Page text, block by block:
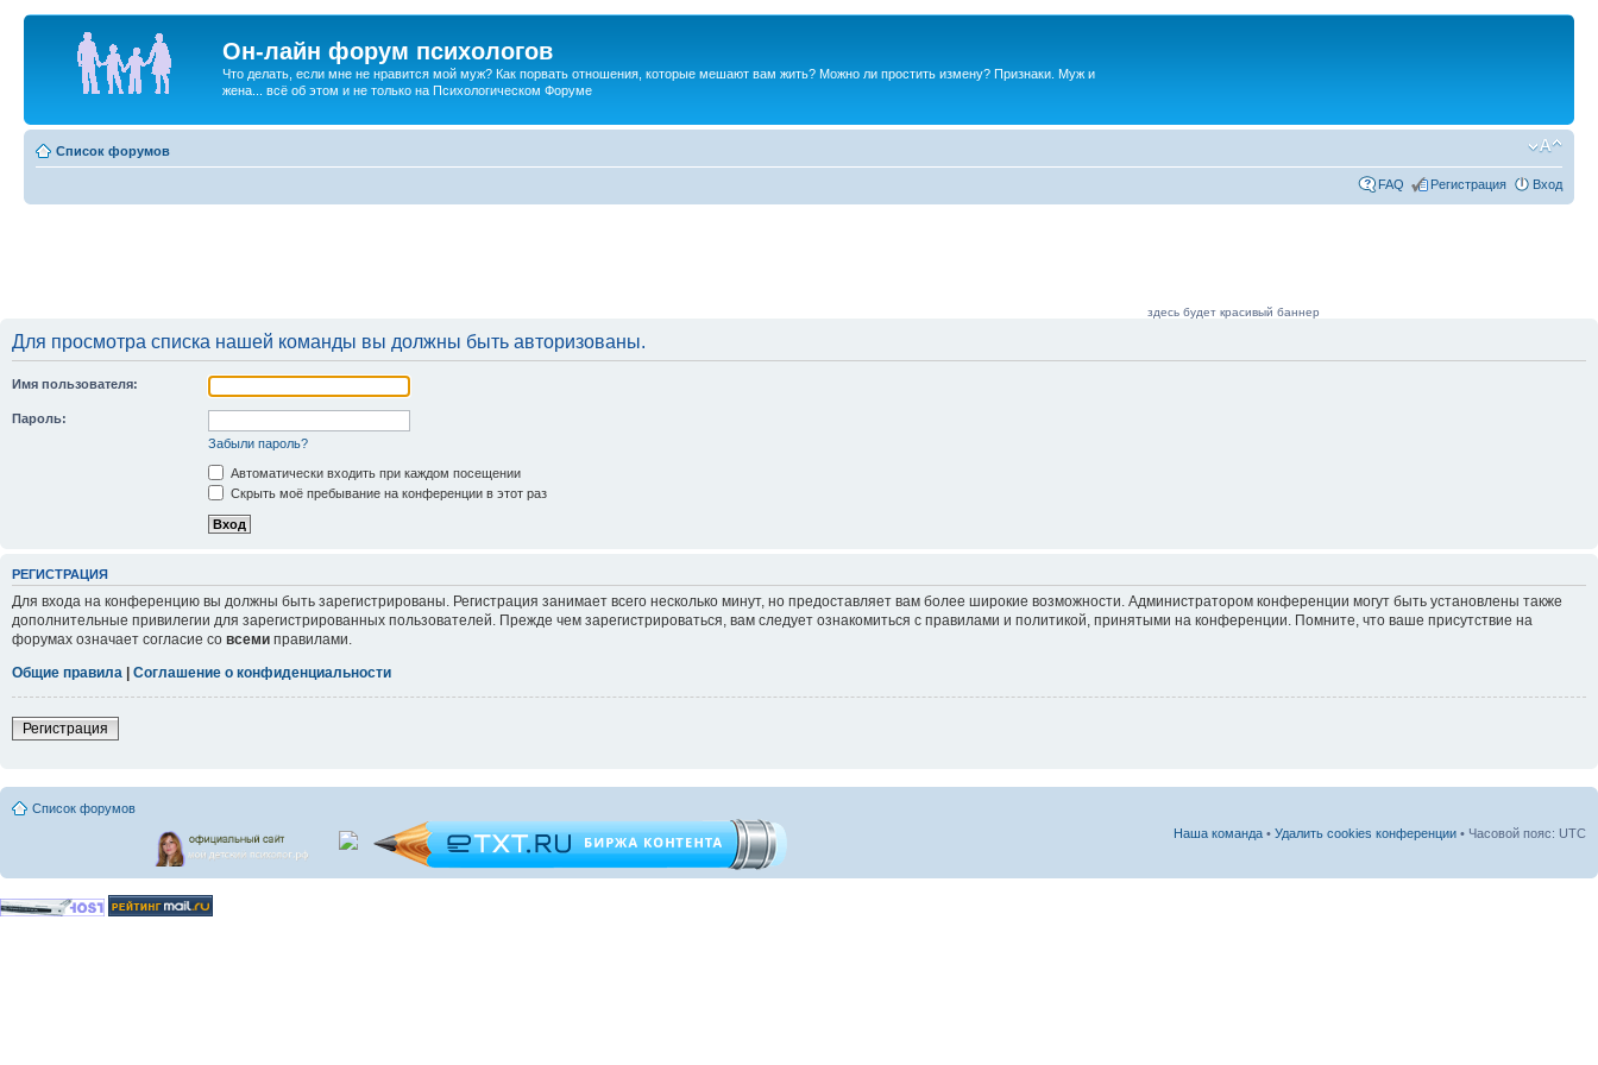
Он-лайн форум психологов
Что делать, если мне не нравится мой муж? Как порвать отношения, которые мешают вам жить? Можно ли простить измену? Признаки. Муж и
жена... всё об этом и не только на Психологическом Форуме
Список форумов
FAQ Регистрация Вход
здесь будет красивый баннер
Для просмотра списка нашей команды вы должны быть авторизованы.
Имя пользователя:
Пароль:
Забыли пароль?
Автоматически входить при каждом посещении
Скрыть моё пребывание на конференции в этот раз
РЕГИСТРАЦИЯ
Для входа на конференцию вы должны быть зарегистрированы. Регистрация занимает всего несколько минут, но предоставляет вам более широкие возможности. Администратором конференции могут быть установлены также
дополнительные привилегии для зарегистрированных пользователей. Прежде чем зарегистрироваться, вам следует ознакомиться с правилами и политикой, принятыми на конференции. Помните, что ваше присутствие на
форумах означает согласие со всеми правилами.
Общие правила
Соглашение о конфиденциальности
Регистрация
Список форумов
Наша команда • Удалить cookies конференции • Часовой пояс: UTC